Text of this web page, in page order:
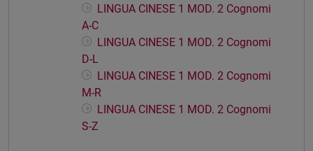
LINGUA CINESE 1 MOD. 2 Cognomi
A-C
LINGUA CINESE 1 MOD. 2 Cognomi
D-L
LINGUA CINESE 1 MOD. 2 Cognomi
M-R
LINGUA CINESE 1 MOD. 2 Cognomi
S-Z